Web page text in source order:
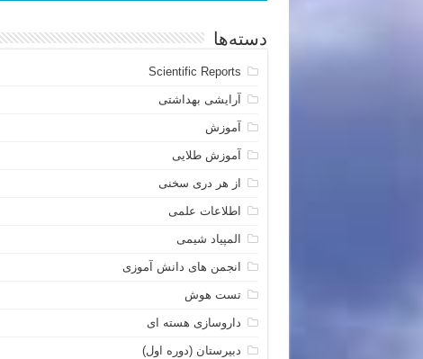
دسته‌ها
Scientific Reports
آرایشی بهداشتی
آموزش
آموزش طلایی
از هر دری سخنی
اطلاعات علمی
المپیاد شیمی
انجمن های دانش آموزی
تست هوش
داروسازی هسته ای
دبیرستان (دوره اول)